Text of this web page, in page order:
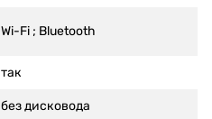
Wi-Fi ; Bluetooth
так
без дисковода